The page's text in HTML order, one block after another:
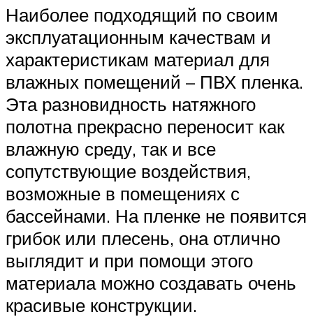
Наиболее подходящий по своим
эксплуатационным качествам и
характеристикам материал для
влажных помещений – ПВХ пленка.
Эта разновидность натяжного
полотна прекрасно переносит как
влажную среду, так и все
сопутствующие воздействия,
возможные в помещениях с
бассейнами. На пленке не появится
грибок или плесень, она отлично
выглядит и при помощи этого
материала можно создавать очень
красивые конструкции.